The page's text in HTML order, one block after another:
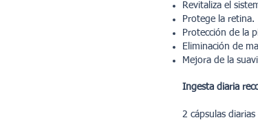
Revitaliza el
Protege la retina.
Protección de la
Eliminación de
Mejora de la
Ingesta diaria
2 cápsulas